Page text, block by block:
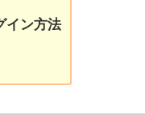
イン方法